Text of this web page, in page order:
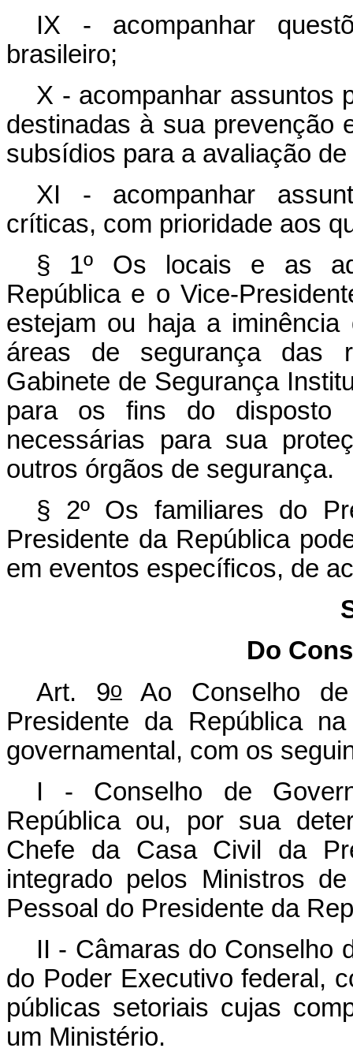
IX - acompanhar
brasileiro;
X - acompanhar assuntos
destinadas à sua prevenção
subsídios para a avaliação
XI - acompanhar
críticas, com prioridade aos
§ 1º Os locais e as
República e o Vice-
estejam ou haja a
áreas de segurança das
Gabinete de Segurança
para os fins do disposto
necessárias para sua
outros órgãos de segurança.
§ 2º Os familiares do
Presidente da República
em eventos específicos, de
Do
Art. 9oAo Conselho de
Presidente da República
governamental, com os
I - Conselho de
República ou, por sua
Chefe da Casa Civil da
integrado pelos Ministros
Pessoal do Presidente da
II - Câmaras do Conselho
do Poder Executivo federal,
públicas setoriais cujas
um Ministério.